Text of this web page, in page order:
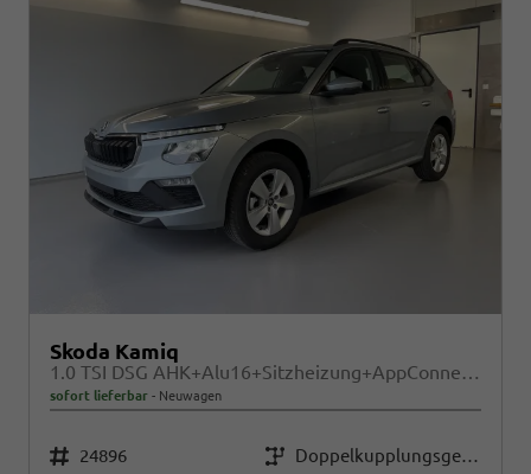
Skoda Kamiq
1.0 TSI DSG AHK+Alu16+Sitzheizung+AppConnect+GV5+LED+Nebel+Klima
sofort lieferbar Neuwagen
Fahrzeugnr. 24896 Getriebe
Doppelkupplungsgetriebe (DSG)